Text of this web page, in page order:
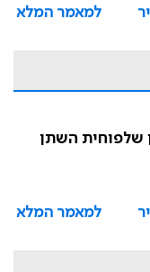
למאמר המלא
שלפוחית השתן
למאמר המלא